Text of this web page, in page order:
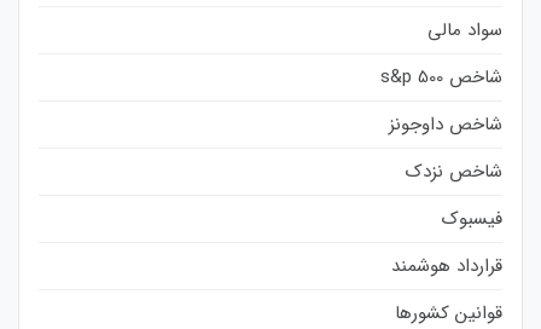
سواد مالی
شاخص s&p 500
شاخص داوجونز
شاخص نزدک
فیسبوک
قرارداد هوشمند
قوانین کشورها